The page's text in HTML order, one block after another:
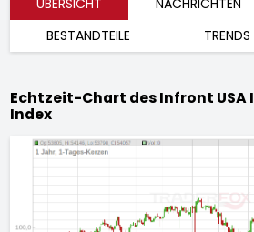
ÜBERSICHT NACHRICHTEN
BESTANDTEILE
TRENDS
Echtzeit-Chart des Infront
Index